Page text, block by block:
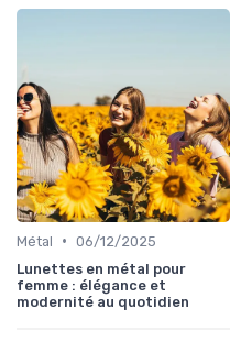
Métal • 06/12/2025
Lunettes en métal pour
femme : élégance et
modernité au quotidien